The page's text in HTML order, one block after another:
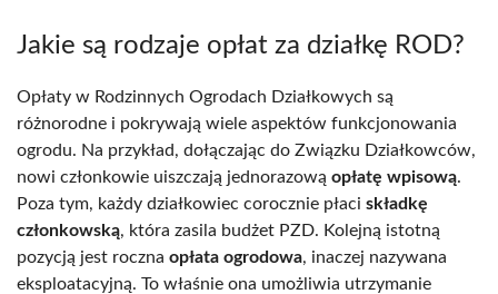
Jakie są rodzaje opłat za działkę ROD?
Opłaty w Rodzinnych Ogrodach Działkowych są
różnorodne i pokrywają wiele aspektów funkcjonowania
ogrodu. Na przykład, dołączając do Związku Działkowców,
nowi członkowie uiszczają jednorazową opłatę wpisową.
Poza tym, każdy działkowiec corocznie płaci składkę
członkowską, która zasila budżet PZD. Kolejną istotną
pozycją jest roczna opłata ogrodowa, inaczej nazywana
eksploatacyjną. To właśnie ona umożliwia utrzymanie